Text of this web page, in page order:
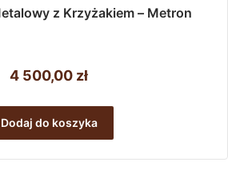
z Krzyżakiem – Metron
4 500,00 zł
Dodaj do koszyka